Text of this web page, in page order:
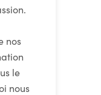
nos
le
nous